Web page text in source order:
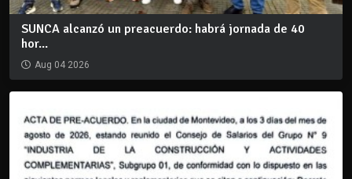
SUNCA alcanzó un preacuerdo: habrá jornada de 40
hor...
Aug 04 2026